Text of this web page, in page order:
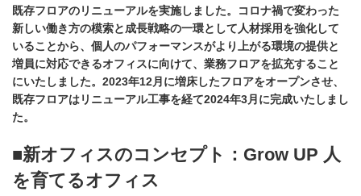
既存フロアのリニューアルを実施しました。コロナ禍で変わった
新しい働き方の模索と成長戦略の一環として人材採用を強化して
いることから、個人のパフォーマンスがより上がる環境の提供と
増員に対応できるオフィスに向けて、業務フロアを拡充すること
にいたしました。2023年12月に増床したフロアをオープンさせ、
既存フロアはリニューアル工事を経て2024年3月に完成いたしまし
た。
■新オフィスのコンセプト：Grow UP 人
を育てるオフィス